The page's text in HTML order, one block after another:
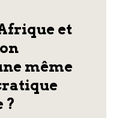
et
même
?